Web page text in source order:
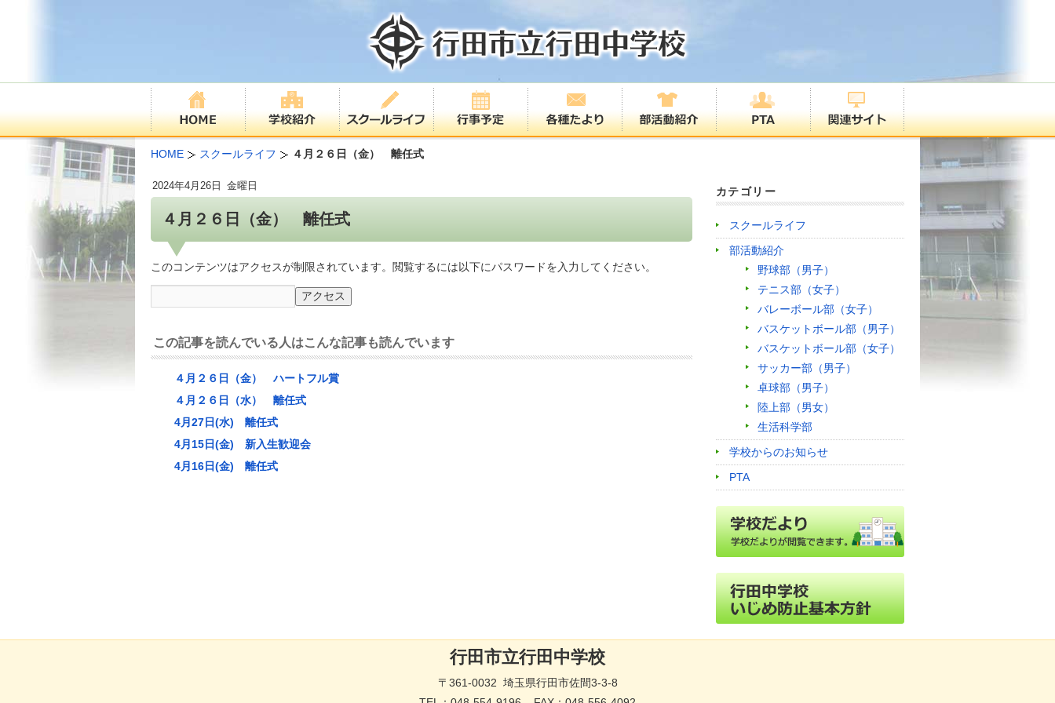
HOME スクールライフ ４月２６日（金） 離任式
４月２６日（金） 離任式
2024年4月26日 金曜日
このコンテンツはアクセスが制限されています。閲覧するには以下にパスワードを入力してください。
この記事を読んでいる人はこんな記事も読んでいます
４月２６日（金） ハートフル賞
４月２６日（水） 離任式
4月27日(水) 離任式
4月15日(金) 新入生歓迎会
4月16日(金) 離任式
カテゴリー
スクールライフ
部活動紹介
野球部（男子）
テニス部（女子）
バレーボール部（女子）
バスケットボール部（男子）
バスケットボール部（女子）
サッカー部（男子）
卓球部（男子）
陸上部（男女）
生活科学部
学校からのお知らせ
PTA
行田市立行田中学校
〒361-0032 埼玉県行田市佐間3-3-8